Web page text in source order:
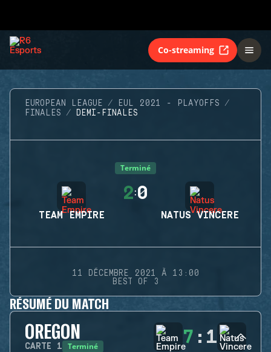
Co-streaming
EUROPEAN LEAGUE
EUL 2021 - PLAYOFFS
FINALES
DEMI-FINALES
Terminé
TEAM EMPIRE
2:0
NATUS VINCERE
11 DÉCEMBRE 2021 À 13:00
BEST OF 3
RÉSUMÉ DU MATCH
OREGON
CARTE 1 Terminé 7 : 1